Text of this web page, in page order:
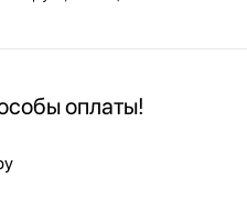
оплаты!